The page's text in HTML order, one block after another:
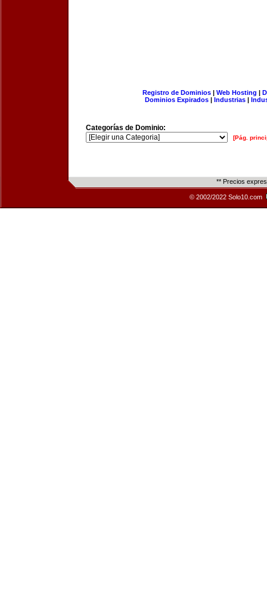
Registro de Dominios| Web Hosting |
Dominios Expirados | Industrias |
Categorías de Dominio:
[Pág.
** Precios
© 2002/2022 Solo10.com